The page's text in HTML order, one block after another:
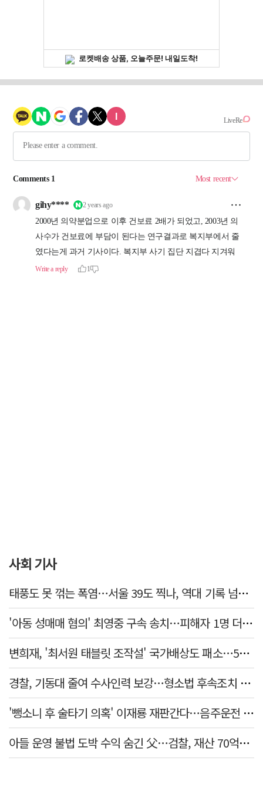
사회 기사
태풍도 못 꺾는 폭염…서울 39도 찍나, 역대 기록 넘본다
'아동 성매매 혐의' 최영중 구속 송치…피해자 1명 더 있었다
변희재, '최서원 태블릿 조작설' 국가배상도 패소…5천만원 청구 기각
경찰, 기동대 줄여 수사인력 보강…형소법 후속조치 본격화
'뺑소니 후 술타기 의혹' 이재룡 재판간다…음주운전 혐의 제외
아들 운영 불법 도박 수익 숨긴 父…검찰, 재산 70억원 몰수